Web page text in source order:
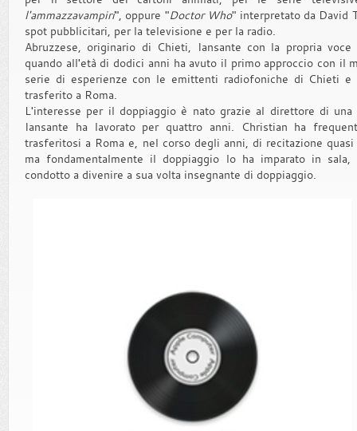
l'ammazzavampiri", oppure "Doctor Who" interpretato da David
spot pubblicitari, per la televisione e per la radio.
Abruzzese, originario di Chieti, Iansante con la propria
quando all'età di dodici anni ha avuto il primo approccio con il
serie di esperienze con le emittenti radiofoniche di Chieti
trasferito a Roma.
L'interesse per il doppiaggio è nato grazie al direttore di
Iansante ha lavorato per quattro anni. Christian ha
trasferitosi a Roma e, nel corso degli anni, di recitazione
ma fondamentalmente il doppiaggio lo ha imparato in
condotto a divenire a sua volta insegnante di doppiaggio.